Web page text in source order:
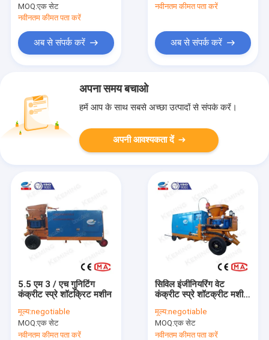
MOQ:एक सेट
नवीनतम कीमत पता करें
अब से संपर्क करें
नवीनतम कीमत पता करें
अब से संपर्क करें
अपना समय बचाओ
हमें आप के साथ सबसे अच्छा उत्पादों से संपर्क करें।
अपनी आवश्यकता दें
5.5 एम 3 / एच गुनिटिंग
कंक्रीट स्प्रे शॉटक्रिट मशीन
मूल्य:negotiable
MOQ:एक सेट
नवीनतम कीमत पता करें
सिविल इंजीनियरिंग वेट
कंक्रीट स्प्रे शॉटक्रीट मशीन
मूल्य:negotiable
MOQ:एक सेट
नवीनतम कीमत पता करें